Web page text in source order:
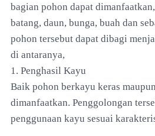
bagian pohon dapat
batang, daun, bunga, buah dan
pohon tersebut dapat dibagi
di antaranya,
1. Penghasil Kayu
Baik pohon berkayu keras
dimanfaatkan. Penggolongan
penggunaan kayu sesuai